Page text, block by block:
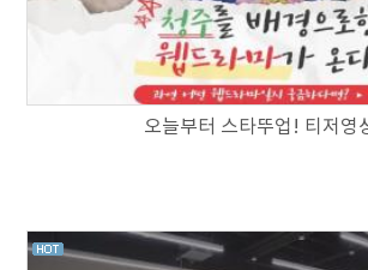
오늘부터 스타뚜업! 티저영